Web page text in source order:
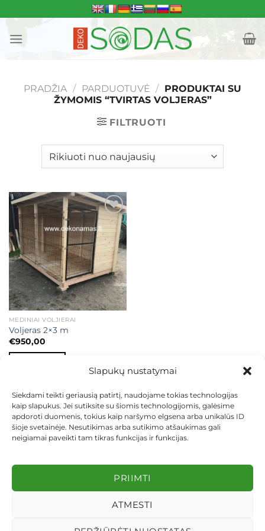
Slapukų nustatymai
Siekdami teikti geriausią patirtį, naudojame tokias technologijas
kaip slapukus. Jei sutiksite su šiomis technologijomis, galėsime
apdoroti duomenis, tokius kaip naršymo elgsena arba unikalūs ID
šioje svetainėje. Nesutikimas arba sutikimo atšaukimas gali
neigiamai paveikti tam tikras funkcijas ir funkcijas.
PRIIMTI
ATMESTI
to
content
PRADŽIA / PARDUOTUVĖ / PRODUKTAI SU
ŽYMOMIS “TVIRTAS VOLJERAS”
FILTRUOTI
Mėgstamiausias
MEDINIAI VOLJIERAI
Voljeras 2×3 m
€950,00
KEITIMAS IR GRĄŽINIMAS
PRIVATUMO POLITIKA
Visos teisės saugomos 2026 ©dekosodas.lt